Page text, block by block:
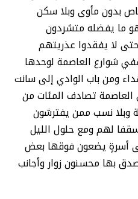
بدون مأوى وبلا سكن
ما يفضله متشردون
حتى لا يفقدوا عذريتهم
شوارع العاصمة لوحدها
ومن باب الوادي إلى سانت
تصادف المئات من
وبلا نسب ممن يفترشون
لهم ومع حلول الليل
أسرةٍ يضعون فوقها بعض
بها محسنون زوار وأجانب